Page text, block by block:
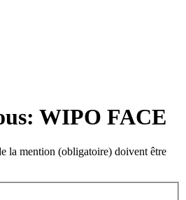
WIPO FACE
la mention (obligatoire) doivent être